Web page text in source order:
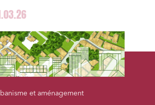
et aménagement